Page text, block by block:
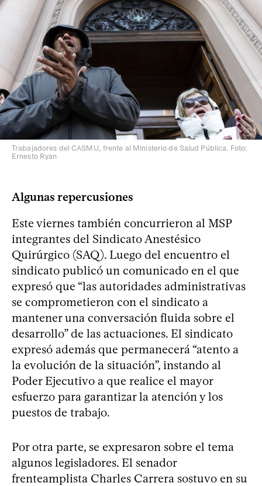
Trabajadores del CASMU, frente al Ministerio de Salud Pública. Foto:
Ernesto Ryan
Algunas repercusiones
Este viernes también concurrieron al MSP
integrantes del Sindicato Anestésico
Quirúrgico (SAQ). Luego del encuentro el
sindicato publicó un comunicado en el que
expresó que “las autoridades administrativas
se comprometieron con el sindicato a
mantener una conversación fluida sobre el
desarrollo” de las actuaciones. El sindicato
expresó además que permanecerá “atento a
la evolución de la situación”, instando al
Poder Ejecutivo a que realice el mayor
esfuerzo para garantizar la atención y los
puestos de trabajo.
Por otra parte, se expresaron sobre el tema
algunos legisladores. El senador
frenteamplista Charles Carrera sostuvo en su